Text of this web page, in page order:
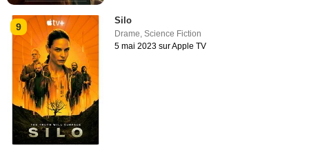
9
Silo
Drame,Science Fiction
5 mai 2023 sur Apple TV